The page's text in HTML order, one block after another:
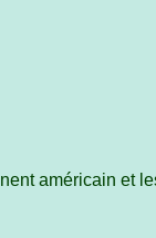
américain et